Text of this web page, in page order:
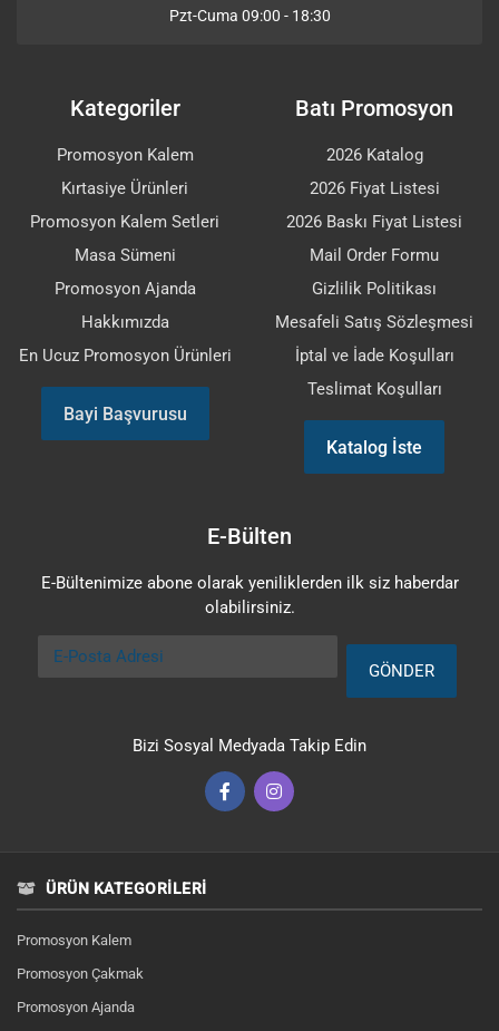
Pzt-Cuma 09:00 - 18:30
Kategoriler
Promosyon Kalem
Kırtasiye Ürünleri
Promosyon Kalem Setleri
Masa Sümeni
Promosyon Ajanda
Hakkımızda
En Ucuz Promosyon Ürünleri
Bayi Başvurusu
Batı Promosyon
2026 Katalog
2026 Fiyat Listesi
2026 Baskı Fiyat Listesi
Mail Order Formu
Gizlilik Politikası
Mesafeli Satış Sözleşmesi
İptal ve İade Koşulları
Teslimat Koşulları
Katalog İste
E-Bülten
E-Bültenimize abone olarak yeniliklerden ilk siz haberdar
olabilirsiniz.
E-Posta Adresi
GÖNDER
Bizi Sosyal Medyada Takip Edin
ÜRÜN KATEGORILERI
Promosyon Kalem
Promosyon Çakmak
Promosyon Ajanda